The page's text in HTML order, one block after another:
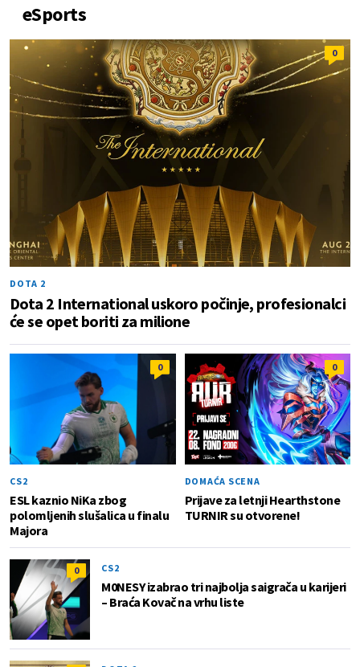
eSports
0
DOTA 2
Dota 2 International uskoro počinje, profesionalci
će se opet boriti za milione
0
CS2
ESL kaznio NiKa zbog
polomljenih slušalica u finalu
Majora
0
DOMAĆA SCENA
Prijave za letnji Hearthstone
TURNIR su otvorene!
0 CS2
M0NESY izabrao tri najbolja saigrača u karijeri
– Braća Kovač na vrhu liste